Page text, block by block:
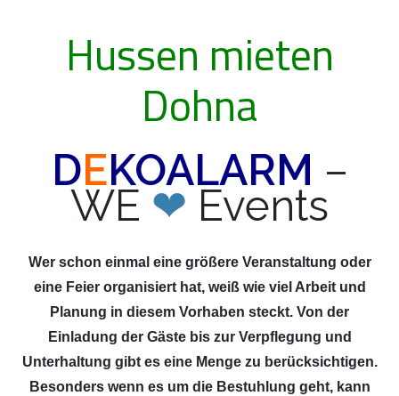
Hussen mieten
Dohna
DEKOALARM –
WE ❤ Events
Wer schon einmal eine größere Veranstaltung oder
eine Feier organisiert hat, weiß wie viel Arbeit und
Planung in diesem Vorhaben steckt. Von der
Einladung der Gäste bis zur Verpflegung und
Unterhaltung gibt es eine Menge zu berücksichtigen.
Besonders wenn es um die Bestuhlung geht, kann